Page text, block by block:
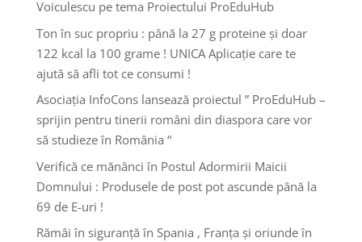
Voiculescu pe tema Proiectului ProEduHub
Ton în suc propriu : până la 27 g proteine și doar
122 kcal la 100 grame ! UNICA Aplicație care te
ajută să afli tot ce consumi !
Asociația InfoCons lansează proiectul ” ProEduHub –
sprijin pentru tinerii români din diaspora care vor
să studieze în România “
Verifică ce mănânci în Postul Adormirii Maicii
Domnului : Produsele de post pot ascunde până la
69 de E-uri !
Rămâi în siguranță în Spania , Franța și oriunde în